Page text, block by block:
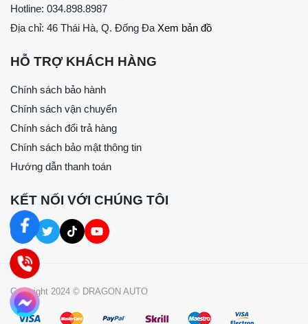
Hotline: 034.898.8987
Địa chỉ: 46 Thái Hà, Q. Đống Đa Xem bản đồ
HỖ TRỢ KHÁCH HÀNG
Chính sách bảo hành
Chính sách vận chuyển
Chính sách đổi trả hàng
Chính sách bảo mật thông tin
Hướng dẫn thanh toán
KẾT NỐI VỚI CHÚNG TÔI
Copyright 2024 © DRAGON AUTO